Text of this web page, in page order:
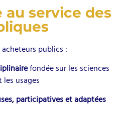
au service des
publics :
fondée sur les sciences
les usages
participatives et adaptées